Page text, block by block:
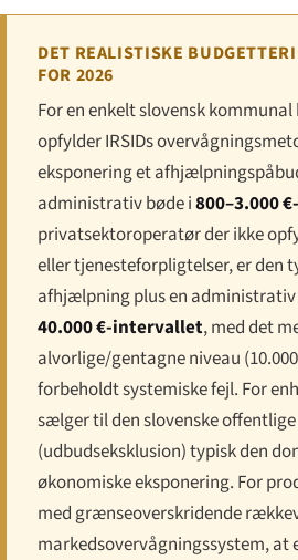
DET REALISTISKE
FOR 2026
For en enkelt slovensk
opfylder IRSIDs
eksponering et
administrativ bøde i800–3.000
privatsektoroperatør der ikke
eller tjenesteforpligtelser, er den
afhjælpning plus en administrativ
40.000 €-intervallet, med det
alvorlige/gentagne niveau
forbeholdt systemiske fejl. For
sælger til den slovenske
(udbudseksklusion) typisk den
økonomiske eksponering. For
med grænseoverskridende
markedsovervågningssystem, at